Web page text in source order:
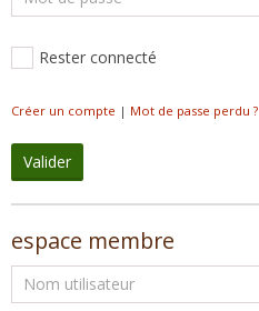
Rester connecté
Créer un compte | Mot de passe perdu ?
Valider
espace membre